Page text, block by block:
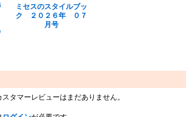
ミセスのスタイルブッ
ク ２０２６年 ０７
月号
タマーレビューはまだありません。